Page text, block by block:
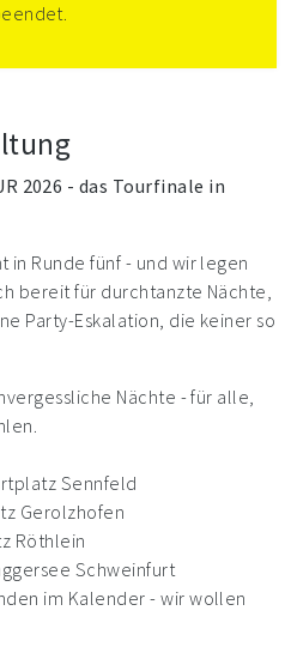
2026 - das Tourfinale in
in Runde fünf - und wir legen
bereit für durchtanzte Nächte,
Party-Eskalation, die keiner so
Nächte - für alle,
Sennfeld
Gerolzhofen
Röthlein
Schweinfurt
im Kalender - wir wollen